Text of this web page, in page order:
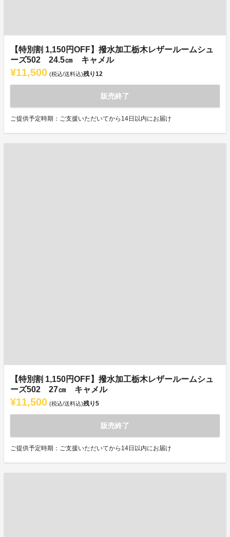
【特別割 1,150円OFF】撥水加工栃木レザールームシュ
ーズ502 24.5㎝ キャメル
¥11,500 (税込/送料込)残り12
販売終了
ご提供予定時期：ご支援いただいてから14日以内にお届け
【特別割 1,150円OFF】撥水加工栃木レザールームシュ
ーズ502 27㎝ キャメル
¥11,500 (税込/送料込)残り5
販売終了
ご提供予定時期：ご支援いただいてから14日以内にお届け